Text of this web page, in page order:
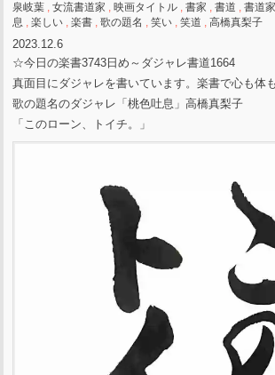
泉岐葉 ,女流書道家 ,映画タイトル ,書家 ,書道 ,書道家
息 ,楽しい ,楽書 ,歌の題名 ,笑い ,笑道 ,高橋真梨子
2023.12.6
☆今日の楽書3743日め～ダジャレ書道1664
真面目にダジャレを書いています。楽書で心も体
歌の題名のダジャレ「桃色吐息」高橋真梨子
「このローン、トイチ。」